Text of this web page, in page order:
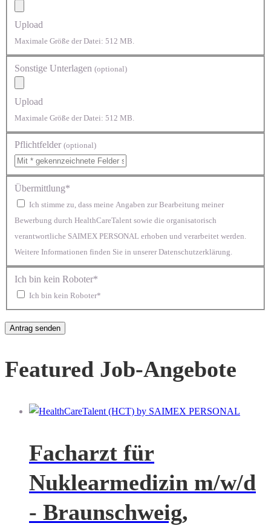
Upload
Maximale Größe der Datei: 512 MB.
Sonstige Unterlagen (optional)
Upload
Maximale Größe der Datei: 512 MB.
Pflichtfelder (optional)
Übermittlung*
Ich stimme zu, dass meine Angaben zur Bearbeitung meiner
Bewerbung durch HealthCareTalent sowie die organisatorisch
verantwortliche SAIMEX PERSONAL erhoben und verarbeitet werden.
Weitere Informationen finden Sie in unserer Datenschutzerklärung.
Ich bin kein Roboter*
Ich bin kein Roboter*
Featured Job-Angebote
Facharzt für
Nuklearmedizin m/w/d
- Braunschweig,